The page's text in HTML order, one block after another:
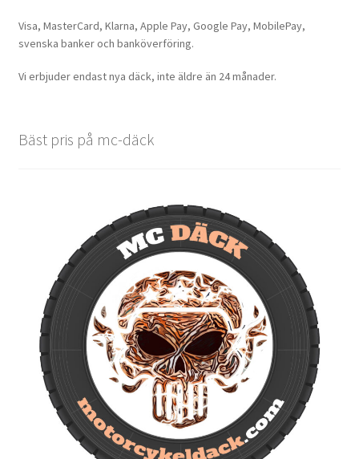
Visa, MasterCard, Klarna, Apple Pay, Google Pay, MobilePay,
svenska banker och banköverföring.
Vi erbjuder endast nya däck, inte äldre än 24 månader.
Bäst pris på mc-däck